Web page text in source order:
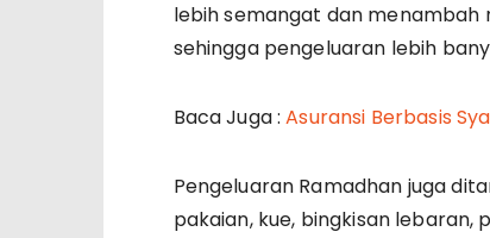
lebih semangat dan menambah
sehingga pengeluaran lebih
Baca Juga :Asuransi Berbasis
Pengeluaran Ramadhan juga
pakaian, kue, bingkisan